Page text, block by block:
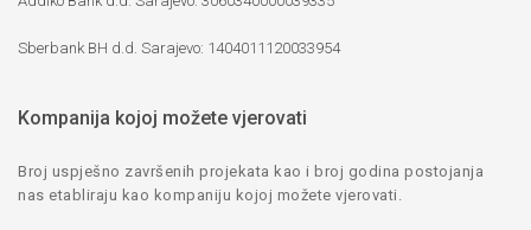
Sberbank BH d.d. Sarajevo: 1404011120033954
Kompanija kojoj možete vjerovati
Broj uspješno završenih projekata kao i broj godina postojanja
nas etabliraju kao kompaniju kojoj možete vjerovati.